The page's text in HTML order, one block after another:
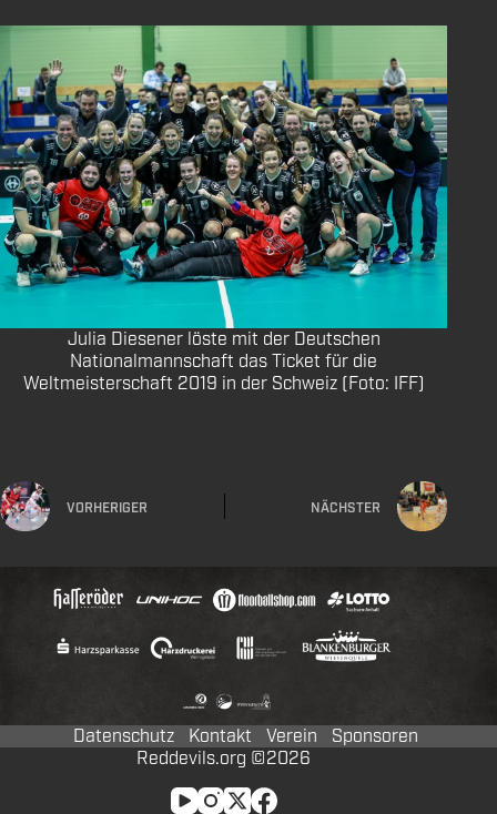
Julia Diesener löste mit der Deutschen
Nationalmannschaft das Ticket für die
Weltmeisterschaft 2019 in der Schweiz (Foto: IFF)
VORHERIGER NÄCHSTER
Datenschutz Kontakt Verein
Sponsoren
Reddevils.org ©2026